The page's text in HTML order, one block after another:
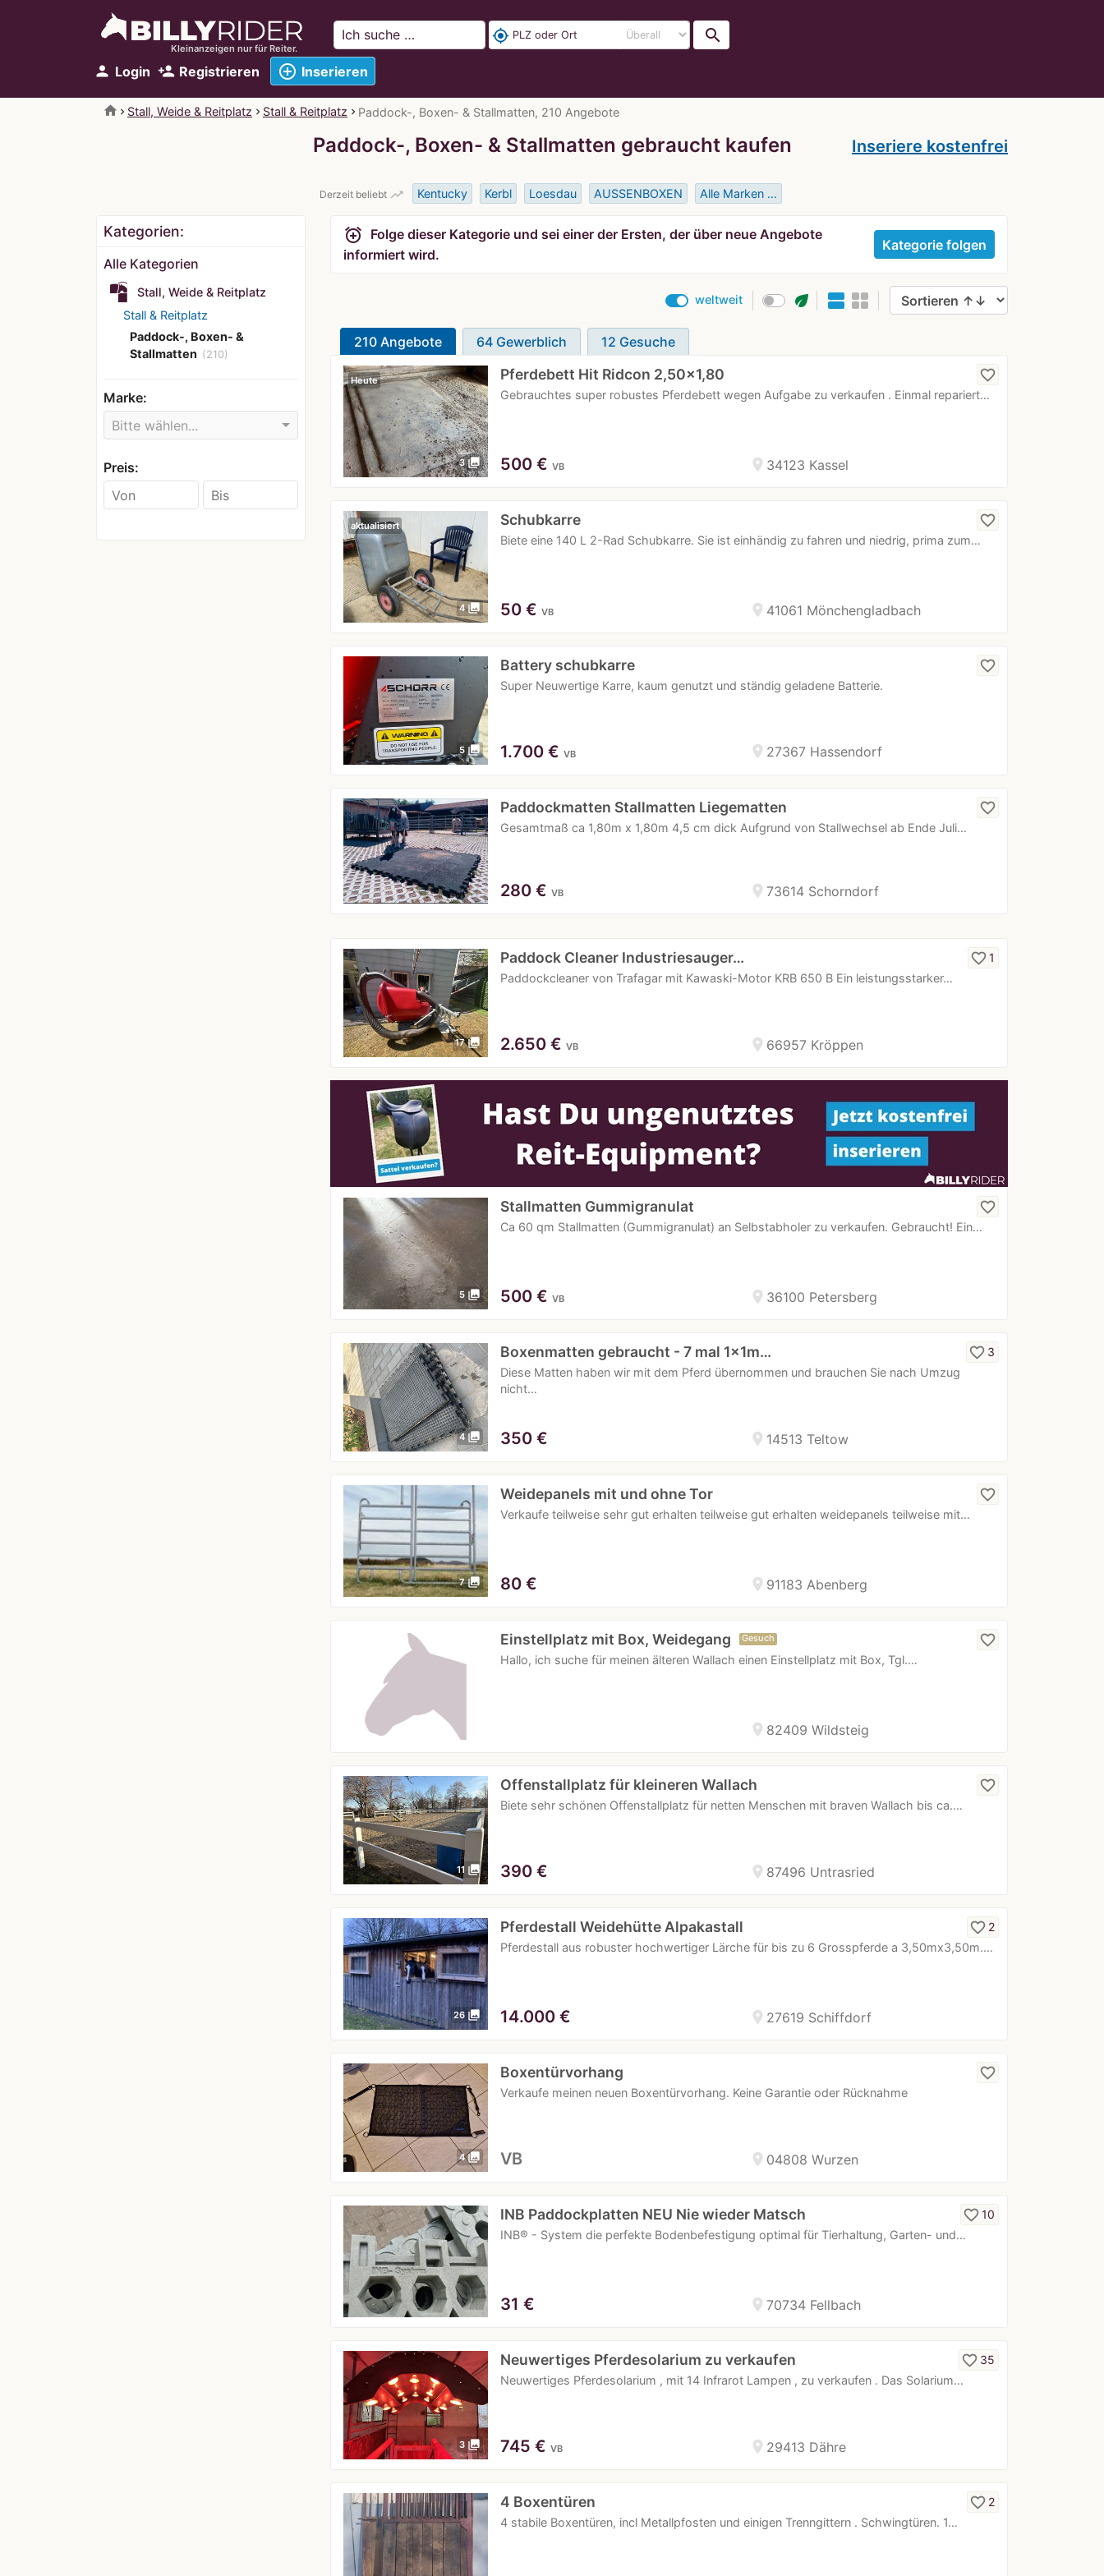
Kleinanzeigen nur für Reiter.
person Login person_add Registrieren add_circle_outline Inserieren
my_location search
home Stall, Weide & Reitplatz Stall & Reitplatz Paddock-, Boxen- & Stallmatten, 210 Angebote
Paddock-, Boxen- & Stallmatten gebraucht kaufen Inseriere kostenfrei
Derzeit beliebt trending_up Kentucky Kerbl Loesdau AUSSENBOXEN Alle Marken …
Kategorien:
Alle Kategorien
Stall, Weide & Reitplatz
Stall & Reitplatz
Paddock-, Boxen- &
Stallmatten (210)
Marke:
Bitte wählen...
Preis:
alarm_add Folge dieser Kategorie und sei einer der Ersten, der über neue Angebote
informiert wird.
Kategorie folgen
weltweit eco
210 Angebote 64 Gewerblich 12 Gesuche
3 photo_library
Heute Pferdebett Hit Ridcon 2,50x1,80
Gebrauchtes super robustes Pferdebett wegen Aufgabe zu verkaufen . Einmal repariert…
favorite_border
location_on 34123 Kassel
500 € VB
4 photo_library
aktualisiert Schubkarre
Biete eine 140 L 2-Rad Schubkarre. Sie ist einhändig zu fahren und niedrig, prima zum…
favorite_border
location_on 41061 Mönchengladbach
50 € VB
5 photo_library
Battery schubkarre
Super Neuwertige Karre, kaum genutzt und ständig geladene Batterie.
favorite_border
location_on 27367 Hassendorf
1.700 € VB
Paddockmatten Stallmatten Liegematten
Gesamtmaß ca 1,80m x 1,80m 4,5 cm dick Aufgrund von Stallwechsel ab Ende Juli…
favorite_border
location_on 73614 Schorndorf
280 € VB
17 photo_library
Paddock Cleaner Industriesauger…
Paddockcleaner von Trafagar mit Kawaski-Motor KRB 650 B Ein leistungsstarker…
favorite_border1
location_on 66957 Kröppen
2.650 € VB
5 photo_library
Stallmatten Gummigranulat
Ca 60 qm Stallmatten (Gummigranulat) an Selbstabholer zu verkaufen. Gebraucht! Ein…
favorite_border
location_on 36100 Petersberg
500 € VB
4 photo_library
Boxenmatten gebraucht - 7 mal 1x1m…
Diese Matten haben wir mit dem Pferd übernommen und brauchen Sie nach Umzug
nicht…
favorite_border 3
location_on 14513 Teltow
350 €
7 photo_library
Weidepanels mit und ohne Tor
Verkaufe teilweise sehr gut erhalten teilweise gut erhalten weidepanels teilweise mit…
favorite_border
location_on 91183 Abenberg
80 €
Einstellplatz mit Box, Weidegang Gesuch
Hallo, ich suche für meinen älteren Wallach einen Einstellplatz mit Box, Tgl.…
favorite_border
location_on 82409 Wildsteig
11 photo_library
Offenstallplatz für kleineren Wallach
Biete sehr schönen Offenstallplatz für netten Menschen mit braven Wallach bis ca.…
favorite_border
location_on 87496 Untrasried
390 €
26 photo_library
Pferdestall Weidehütte Alpakastall
Pferdestall aus robuster hochwertiger Lärche für bis zu 6 Grosspferde a 3,50mx3,50m.…
favorite_border 2
location_on 27619 Schiffdorf
14.000 €
4 photo_library
Boxentürvorhang
Verkaufe meinen neuen Boxentürvorhang. Keine Garantie oder Rücknahme
favorite_border
location_on 04808 Wurzen
VB
INB Paddockplatten NEU Nie wieder Matsch
INB® - System die perfekte Bodenbefestigung optimal für Tierhaltung, Garten- und…
favorite_border10
location_on 70734 Fellbach
31 €
3 photo_library
Neuwertiges Pferdesolarium zu verkaufen
Neuwertiges Pferdesolarium , mit 14 Infrarot Lampen , zu verkaufen . Das Solarium…
favorite_border 35
location_on 29413 Dähre
745 € VB
4 Boxentüren
4 stabile Boxentüren, incl Metallpfosten und einigen Trenngittern . Schwingtüren. 1…
favorite_border 2